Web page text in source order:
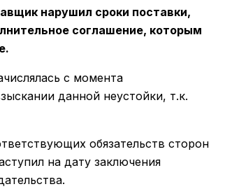
нарушил сроки поставки,
соглашение, которым
с момента
данной неустойки, т.к.
обязательств сторон
на дату заключения